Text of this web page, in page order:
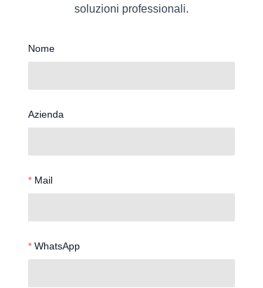
soluzioni professionali.
Nome
Azienda
Mail
WhatsApp